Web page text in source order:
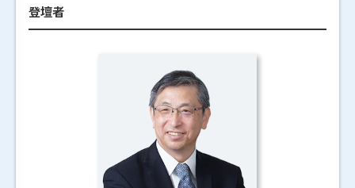
登壇者